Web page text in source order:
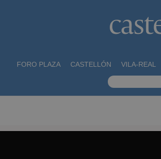
FORO PLAZA CASTELLÓN VILA-REAL